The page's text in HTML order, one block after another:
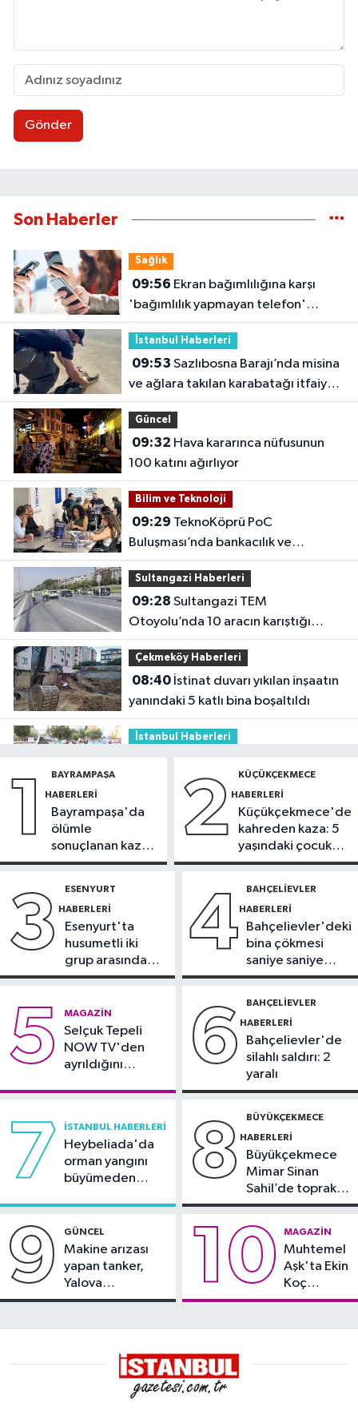
Gönder
Son Haberler
Sağlık
09:56
'bağımlılık yapmayan telefon'
tavsiyesi
İstanbul Haberleri
09:53
ve ağlara takılan karabatağı itfaiye
kurtardı
Güncel
09:32
100 katını ağırlıyor
Bilim ve Teknoloji
09:29
Buluşması’nda bankacılık ve
teknoloji girişimleri bir araya geldi
Sultangazi Haberleri
09:28
Otoyolu’nda 10 aracın karıştığı
zincirleme kaza
Çekmeköy Haberleri
08:40İstinat duvarı yıkılan inşaatın
yanındaki 5 katlı bina boşaltıldı
İstanbul Haberleri
halindeki 3 araca çarptı: 2 yaralı
İstanbul Haberleri
yok ama sorular müfredata uygun
Üsküdar Haberleri
denetimi
1 BAYRAMPAŞA
HABERLERI
Bayrampaşa'da
ölümle
sonuçlanan kaza:
Sürücü
2 KÜÇÜKÇEKMECE
HABERLERI
Küçükçekmece'de
kahreden kaza: 5
yaşındaki çocuk
yoğun bakımda
3 ESENYURT
HABERLERI
Esenyurt'ta
husumetli iki
grup arasında
silahlı kavga
4 BAHÇELIEVLER
HABERLERI
Bahçelievler'deki
bina çökmesi
saniye saniye
görüntülendi
5 MAGAZIN
Selçuk Tepeli
NOW TV'den
ayrıldığını
6 BAHÇELIEVLER
HABERLERI
Bahçelievler'de
silahlı saldırı: 2
yaralı
7 İSTANBUL HABERLERI
Heybeliada'da
orman yangını
büyümeden
8 BÜYÜKÇEKMECE
HABERLERI
Büyükçekmece
Mimar Sinan
Sahil’de toprak
kayması
9 GÜNCEL
Makine arızası
yapan tanker,
Yalova
Demirleme
10 MAGAZIN
Muhtemel
Aşk'ta Ekin
Koç
damgası